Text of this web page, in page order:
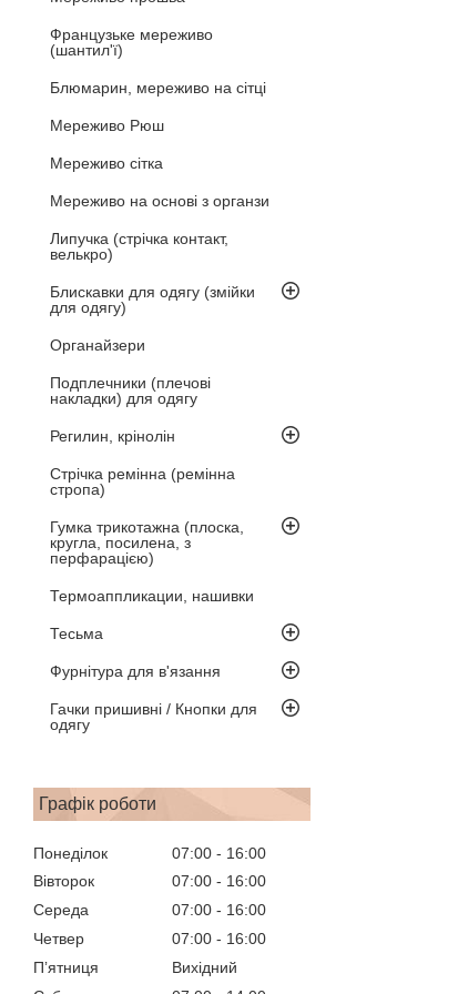
Французьке мереживо
(шантил'ї)
Блюмарин, мереживо на сітці
Мереживо Рюш
Мереживо сітка
Мереживо на основі з органзи
Липучка (стрічка контакт,
велькро)
Блискавки для одягу (змійки
для одягу)
Органайзери
Подплечники (плечові
накладки) для одягу
Регилин, крінолін
Стрічка ремінна (ремінна
стропа)
Гумка трикотажна (плоска,
кругла, посилена, з
перфарацією)
Термоаппликации, нашивки
Тесьма
Фурнітура для в'язання
Гачки пришивні / Кнопки для
одягу
Графік роботи
Понеділок 07:00
16:00
Вівторок
07:00
16:00
Середа
07:00
16:00
Четвер
07:00
16:00
Пʼятниця
Вихідний